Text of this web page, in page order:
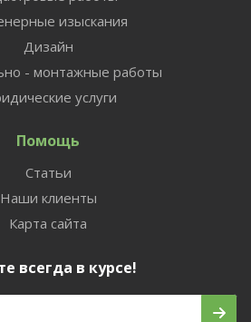
изыскания
Дизайн
- монтажные работы
услуги
Помощь
Статьи
Наши клиенты
Карта сайта
всегда в курсе!